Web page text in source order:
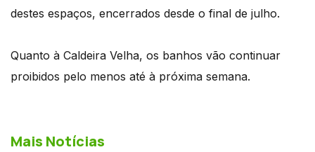
destes espaços, encerrados desde o final de julho.
Quanto à Caldeira Velha, os banhos vão continuar
proibidos pelo menos até à próxima semana.
Mais Notícias